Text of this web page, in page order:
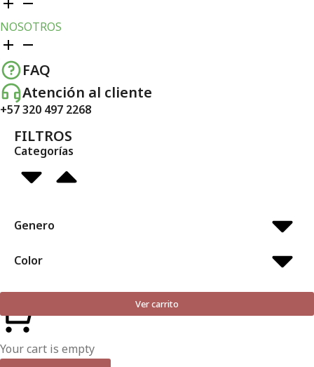
NOSOTROS
FAQ
Atención al cliente
+57 320 497 2268
FILTROS
Categorías
Genero
Color
Ver carrito
Your cart is empty